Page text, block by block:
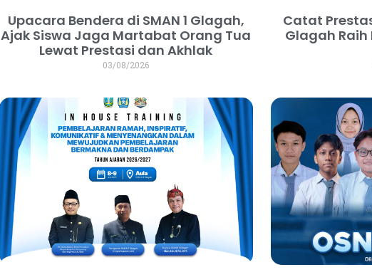
Upacara Bendera di SMAN 1 Glagah,
Ajak Siswa Jaga Martabat Orang Tua
Lewat Prestasi dan Akhlak
03/08/2026
Catat
Glagah Raih